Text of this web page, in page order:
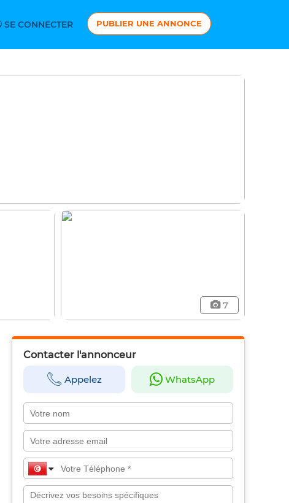
SE CONNECTER PUBLIER UNE ANNONCE
7
Contacter l'annonceur
Appelez WhatsApp